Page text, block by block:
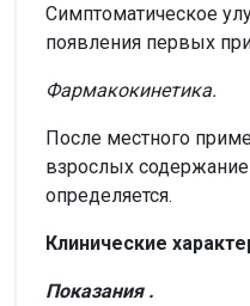
Симптоматическое
появления первых
Фармакокинетика.
После местного
взрослых
определяется.
Клинические
Показания .